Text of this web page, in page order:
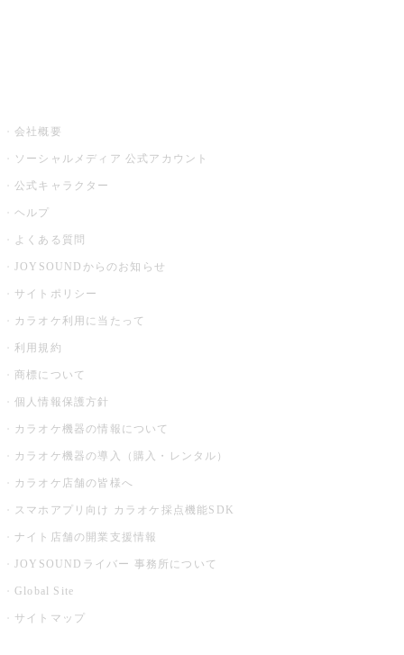
会社概要
ソーシャルメディア 公式アカウント
公式キャラクター
ヘルプ
よくある質問
JOYSOUNDからのお知らせ
サイトポリシー
カラオケ利用に当たって
利用規約
商標について
個人情報保護方針
カラオケ機器の情報について
カラオケ機器の導入（購入・レンタル）
カラオケ店舗の皆様へ
スマホアプリ向け カラオケ採点機能SDK
ナイト店舗の開業支援情報
JOYSOUNDライバー 事務所について
Global Site
サイトマップ